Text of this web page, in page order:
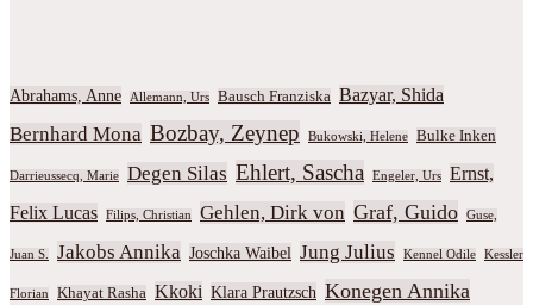
Abrahams, Anne Allemann, Urs Bausch Franziska Bazyar, Shida
Bernhard Mona Bozbay, Zeynep Bukowski, Helene Bulke Inken
Darrieussecq, Marie Degen Silas Ehlert, Sascha Engeler, Urs
Ernst,
Felix Lucas
Filips, Christian Gehlen, Dirk von Graf, Guido Guse,
Juan S. Jakobs Annika Joschka Waibel Jung Julius Kennel Odile Kessler
Florian Khayat Rasha Kkoki Klara Prautzsch Konegen Annika